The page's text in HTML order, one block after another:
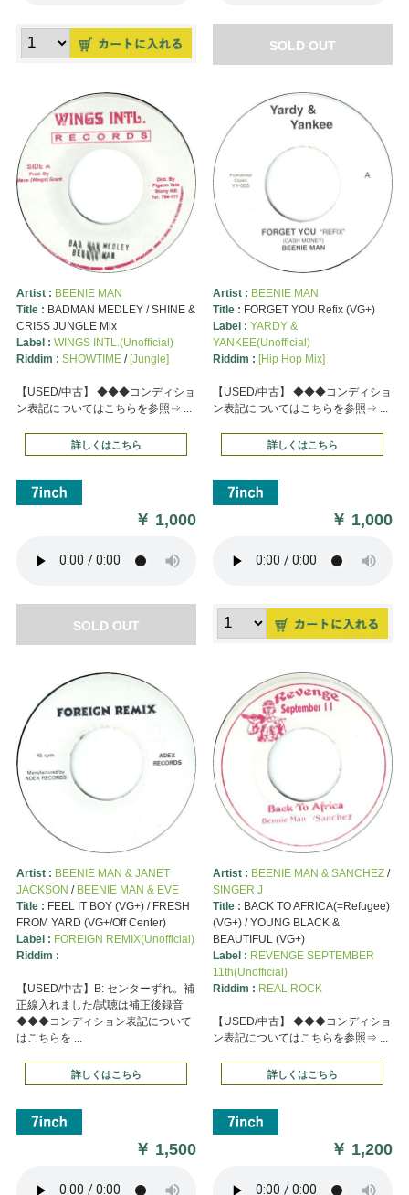
SOLD OUT
Artist : BEENIE MAN
Title : BADMAN MEDLEY / SHINE &
CRISS JUNGLE Mix
Label : WINGS INTL.(Unofficial)
Riddim : SHOWTIME/[Jungle]
【USED/中古】 ◆◆◆コンディショ
ン表記についてはこちらを参照⇒ ...
詳しくはこちら
￥ 1,000
SOLD OUT
Artist : BEENIE MAN
Title : FORGET YOU Refix (VG+)
Label : YARDY &
YANKEE(Unofficial)
Riddim : [Hip Hop Mix]
【USED/中古】 ◆◆◆コンディショ
ン表記についてはこちらを参照⇒ ...
詳しくはこちら
￥ 1,000
Artist : BEENIE MAN & JANET
JACKSON / BEENIE MAN & EVE
Title : FEEL IT BOY (VG+) / FRESH
FROM YARD (VG+/Off Center)
Label : FOREIGN REMIX(Unofficial)
Riddim :
【USED/中古】B: センターずれ。補
正線入れました/試聴は補正後録音
◆◆◆コンディション表記について
はこちらを ...
詳しくはこちら
￥ 1,500
Artist : BEENIE MAN & SANCHEZ/
SINGER J
Title : BACK TO AFRICA(=Refugee)
(VG+) / YOUNG BLACK &
BEAUTIFUL (VG+)
Label : REVENGE SEPTEMBER
11th(Unofficial)
Riddim : REAL ROCK
【USED/中古】 ◆◆◆コンディショ
ン表記についてはこちらを参照⇒ ...
詳しくはこちら
￥ 1,200